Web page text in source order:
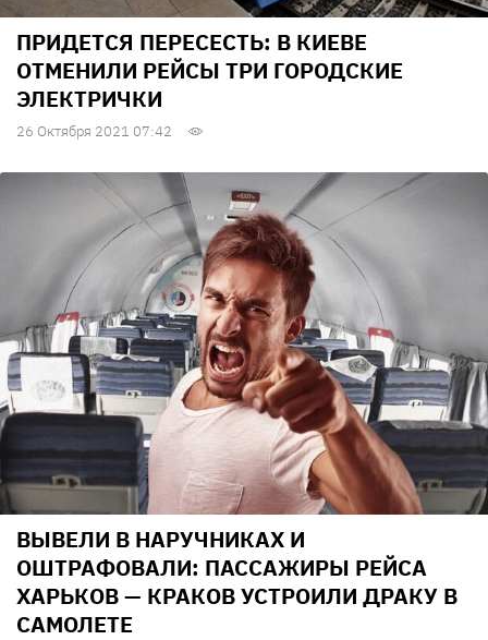
ПРИДЕТСЯ ПЕРЕСЕСТЬ: В КИЕВЕ
ОТМЕНИЛИ РЕЙСЫ ТРИ ГОРОДСКИЕ
ЭЛЕКТРИЧКИ
26 Октября 2021 07:42
ВЫВЕЛИ В НАРУЧНИКАХ И
ОШТРАФОВАЛИ: ПАССАЖИРЫ РЕЙСА
ХАРЬКОВ — КРАКОВ УСТРОИЛИ ДРАКУ В
САМОЛЕТЕ